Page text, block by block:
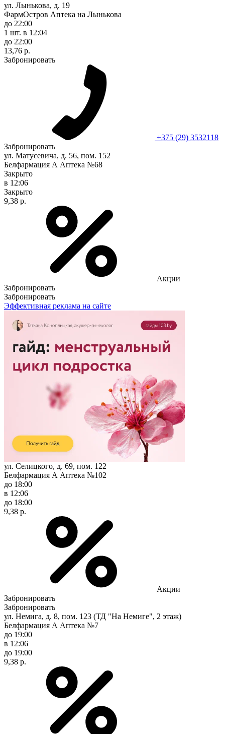
ул. Лынькова, д. 19
ФармОстров Аптека на Лынькова
до 22:00
1 шт. в 12:04
до 22:00
13,76 р.
Забронировать
+375 (29) 3532118
Забронировать
ул. Матусевича, д. 56, пом. 152
Белфармация А Аптека №68
Закрыто
в 12:06
Закрыто
9,38 р.
Акции
Забронировать
Забронировать
Эффективная реклама на сайте
ул. Селицкого, д. 69, пом. 122
Белфармация А Аптека №102
до 18:00
в 12:06
до 18:00
9,38 р.
Акции
Забронировать
Забронировать
ул. Немига, д. 8, пом. 123 (ТД "На Немиге", 2 этаж)
Белфармация А Аптека №7
до 19:00
в 12:06
до 19:00
9,38 р.